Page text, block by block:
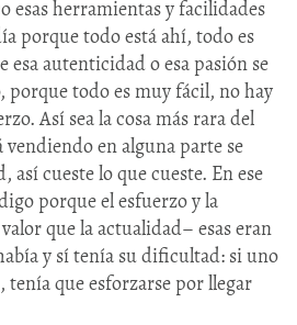
esas herramientas y facilidades
porque todo está ahí, todo es
esa autenticidad o esa pasión se
todo es muy fácil, no hay
Así sea la cosa más rara del
en alguna parte se
así cueste lo que cueste. En ese
porque el esfuerzo y la
que la actualidad– esas eran
y sí tenía su dificultad: si uno
tenía que esforzarse por llegar